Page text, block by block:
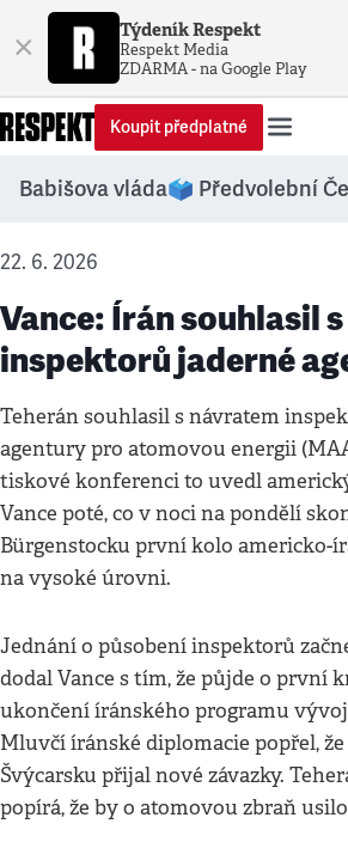
× Týdeník Respekt
Respekt Media
ZDARMA - na Google Play
Koupit předplatné
Babišova vláda🗳️ Předvolební
22. 6. 2026
Vance: Írán souhlasil
inspektorů jaderné
Teherán souhlasil s návratem
agentury pro atomovou energii
tiskové konferenci to uvedl
Vance poté, co v noci na pondělí
Bürgenstocku první kolo americko-
na vysoké úrovni.
Jednání o působení inspektorů
dodal Vance s tím, že půjde o první
ukončení íránského programu
Mluvčí íránské diplomacie popřel,
Švýcarsku přijal nové závazky.
popírá, že by o atomovou zbraň